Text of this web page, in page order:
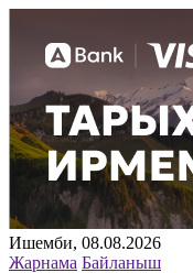
Ишемби, 08.08.2026
Жарнама Байланыш